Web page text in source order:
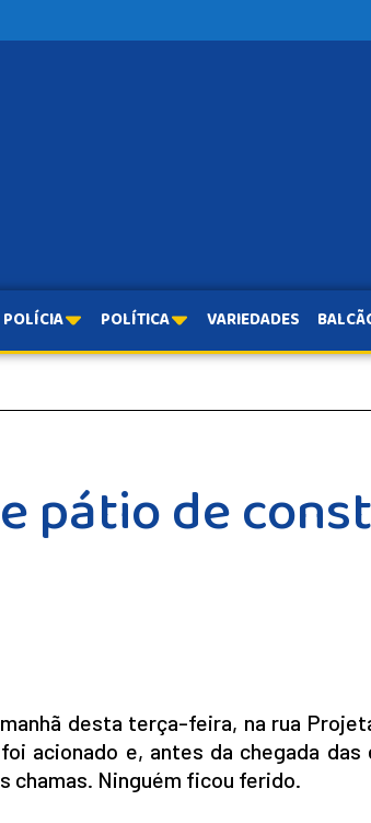
POLÍCIA POLÍTICA VARIEDADES
pátio de
desta terça-feira, na rua
acionado e, antes da chegada das
chamas. Ninguém ficou ferido.